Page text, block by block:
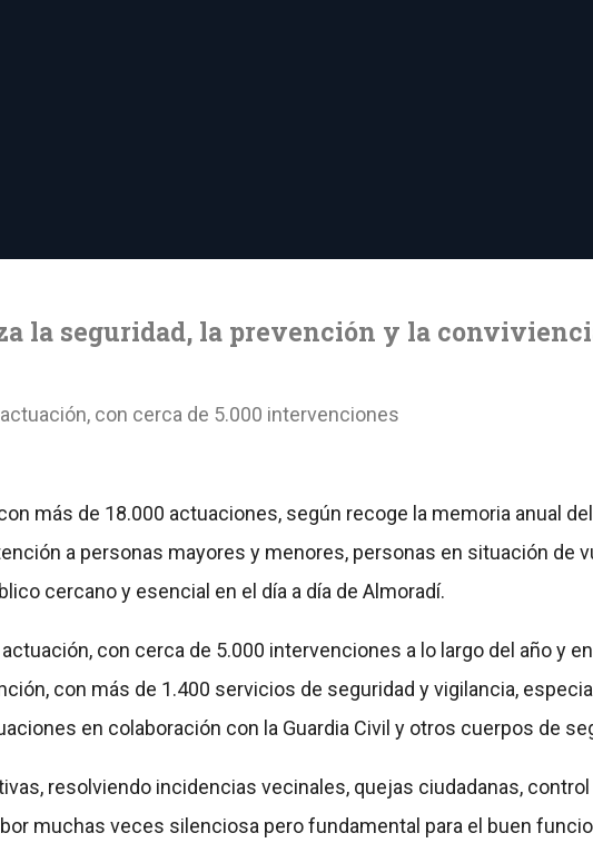
la seguridad, la prevención y la
con cerca de 5.000 intervenciones
más de 18.000 actuaciones, según recoge la memoria anual
a personas mayores y menores, personas en situación de
cercano y esencial en el día a día de Almoradí.
con cerca de 5.000 intervenciones a lo largo del año y
con más de 1.400 servicios de seguridad y vigilancia,
en colaboración con la Guardia Civil y otros cuerpos de
resolviendo incidencias vecinales, quejas ciudadanas,
muchas veces silenciosa pero fundamental para el buen